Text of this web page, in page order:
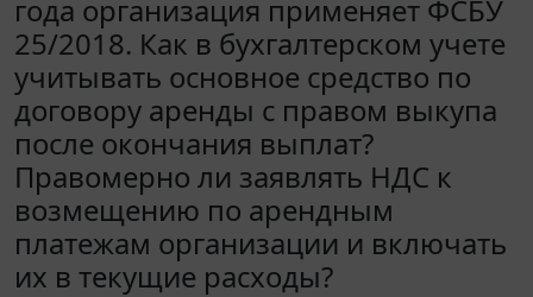
года организация применяет ФСБУ
25/2018. Как в бухгалтерском учете
учитывать основное средство по
договору аренды с правом выкупа
после окончания выплат?
Правомерно ли заявлять НДС к
возмещению по арендным
платежам организации и включать
их в текущие расходы?